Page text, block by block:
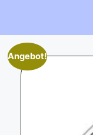
Angebot!